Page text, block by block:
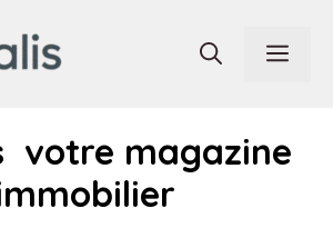
votre magazine